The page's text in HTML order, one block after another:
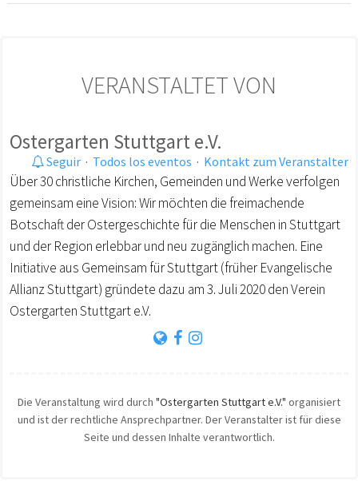
VERANSTALTET VON
Ostergarten Stuttgart e.V.
Seguir · Todos los eventos · Kontakt zum Veranstalter
Über 30 christliche Kirchen, Gemeinden und Werke verfolgen
gemeinsam eine Vision: Wir möchten die freimachende
Botschaft der Ostergeschichte für die Menschen in Stuttgart
und der Region erlebbar und neu zugänglich machen. Eine
Initiative aus Gemeinsam für Stuttgart (früher Evangelische
Allianz Stuttgart) gründete dazu am 3. Juli 2020 den Verein
Ostergarten Stuttgart e.V.
Die Veranstaltung wird durch "Ostergarten Stuttgart e.V." organisiert
und ist der rechtliche Ansprechpartner. Der Veranstalter ist für diese
Seite und dessen Inhalte verantwortlich.